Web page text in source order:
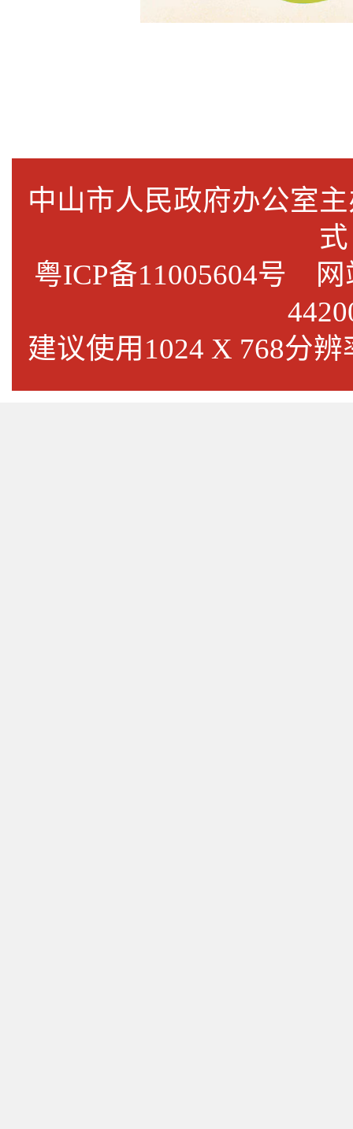
中山市人民政府办公
式
粤ICP备11005604号 网
建议使用1024 X 768分